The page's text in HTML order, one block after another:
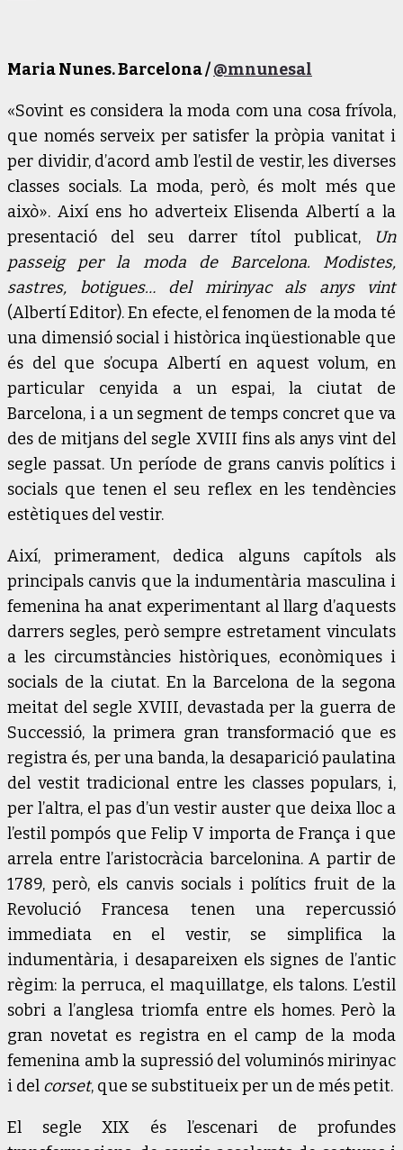
Maria Nunes. Barcelona /@mnunesal
«Sovint es considera la moda com una cosa frívola,
que només serveix per satisfer la pròpia vanitat i
per dividir, d’acord amb l’estil de vestir, les diverses
classes socials. La moda, però, és molt més que
això». Així ens ho adverteix Elisenda Albertí a la
presentació del seu darrer títol publicat,
Un
passeig per la moda de Barcelona. Modistes,
sastres, botigues… del mirinyac als anys vint
(Albertí Editor). En efecte, el fenomen de la moda té
una dimensió social i històrica inqüestionable que
és del que s’ocupa Albertí en aquest volum, en
particular cenyida a un espai, la ciutat de
Barcelona, i a un segment de temps concret que va
des de mitjans del segle XVIII fins als anys vint del
segle passat. Un període de grans canvis polítics i
socials que tenen el seu reflex en les tendències
estètiques del vestir.
Així, primerament, dedica alguns capítols als
principals canvis que la indumentària masculina i
femenina ha anat experimentant al llarg d’aquests
darrers segles, però sempre estretament vinculats
a les circumstàncies històriques, econòmiques i
socials de la ciutat. En la Barcelona de la segona
meitat del segle XVIII, devastada per la guerra de
Successió, la primera gran transformació que es
registra és, per una banda, la desaparició paulatina
del vestit tradicional entre les classes populars, i,
per l’altra, el pas d’un vestir auster que deixa lloc a
l’estil pompós que Felip V importa de França i que
arrela entre l’aristocràcia barcelonina. A partir de
1789, però, els canvis socials i polítics fruit de la
Revolució Francesa tenen una repercussió
immediata en el vestir, se simplifica la
indumentària, i desapareixen els signes de l’antic
règim: la perruca, el maquillatge, els talons. L’estil
sobri a l’anglesa triomfa entre els homes. Però la
gran novetat es registra en el camp de la moda
femenina amb la supressió del voluminós mirinyac
i del corset, que se substitueix per un de més petit.
El segle XIX és l’escenari de profundes